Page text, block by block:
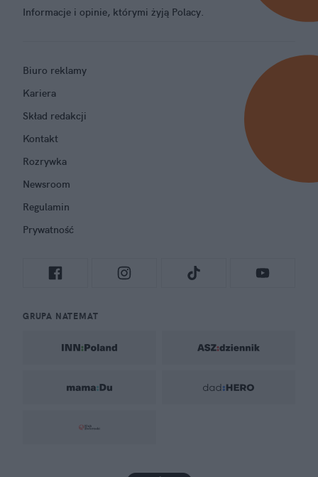
Informacje i opinie, którymi żyją Polacy.
Biuro reklamy
Kariera
Skład redakcji
Kontakt
Rozrywka
Newsroom
Regulamin
Prywatność
GRUPA NATEMAT